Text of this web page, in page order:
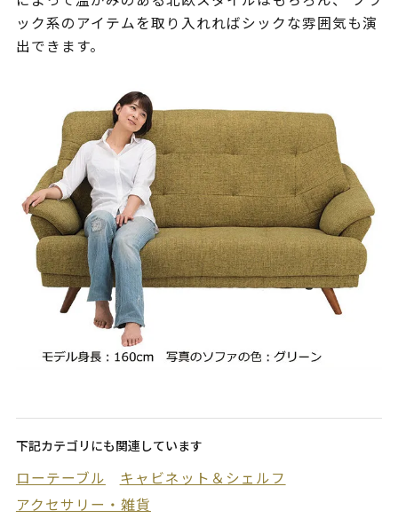
ック系のアイテムを取り入れればシックな雰囲気も演
出できます。
下記カテゴリにも関連しています
ローテーブル
キャビネット＆シェルフ
アクセサリー・雑貨